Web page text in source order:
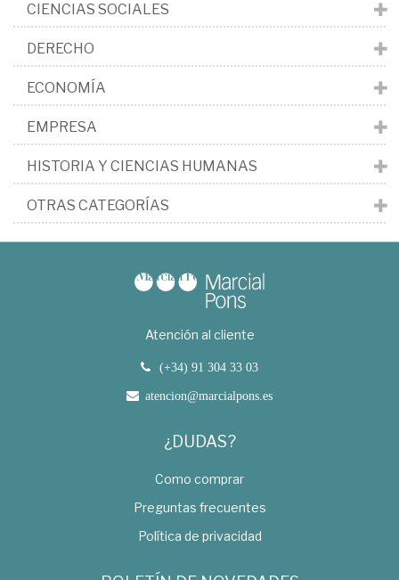
CIENCIAS SOCIALES
DERECHO
ECONOMÍA
EMPRESA
HISTORIA Y CIENCIAS HUMANAS
OTRAS CATEGORÍAS
Atención al cliente
(+34) 91 304 33 03
atencion@marcialpons.es
¿DUDAS?
Como comprar
Preguntas frecuentes
Política de privacidad